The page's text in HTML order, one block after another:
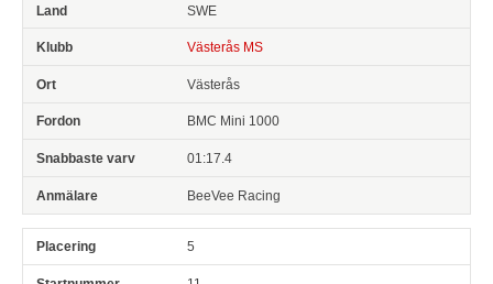
SWE
Västerås MS
Västerås
BMC Mini 1000
01:17.4
BeeVee Racing
5